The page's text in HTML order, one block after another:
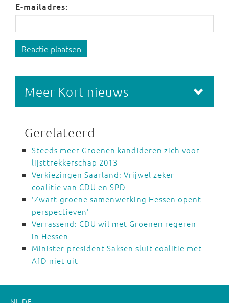
E-mailadres:
Reactie plaatsen
Meer Kort nieuws
Gerelateerd
Steeds meer Groenen kandideren zich voor
lijsttrekkerschap 2013
Verkiezingen Saarland: Vrijwel zeker
coalitie van CDU en SPD
'Zwart-groene samenwerking Hessen opent
perspectieven'
Verrassend: CDU wil met Groenen regeren
in Hessen
Minister-president Saksen sluit coalitie met
AfD niet uit